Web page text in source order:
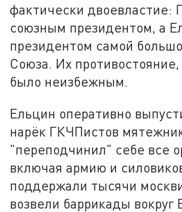
фактически двоевластие:
союзным президентом, а
президентом самой
Союза. Их
было неизбежным.
Ельцин оперативно
нарёк ГКЧПистов
"переподчинил" себе все
включая армию и
поддержали тысячи
возвели баррикады вокруг